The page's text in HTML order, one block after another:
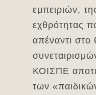
εμπειριών,
εχθρότητας
απέναντι
ΚΟΙΣΠΕ
των